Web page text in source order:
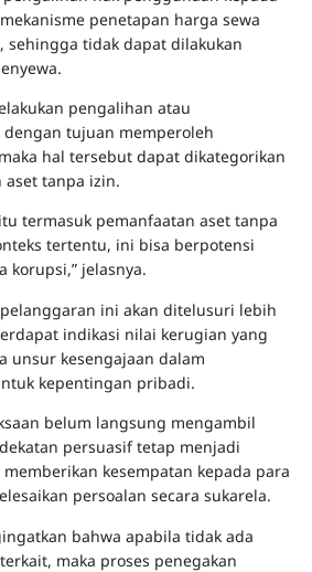
penetapan harga sewa
sehingga tidak dapat dilakukan
pengalihan atau
dengan tujuan memperoleh
hal tersebut dapat dikategorikan
aset tanpa izin.
termasuk pemanfaatan aset tanpa
tertentu, ini bisa berpotensi
korupsi,” jelasnya.
ini akan ditelusuri lebih
indikasi nilai kerugian yang
unsur kesengajaan dalam
kepentingan pribadi.
belum langsung mengambil
persuasif tetap menjadi
kesempatan kepada para
persoalan secara sukarela.
bahwa apabila tidak ada
maka proses penegakan